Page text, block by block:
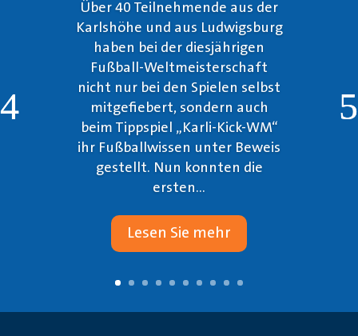
Über 40 Teilnehmende aus der
Karlshöhe und aus Ludwigsburg
haben bei der diesjährigen
Fußball-Weltmeisterschaft
nicht nur bei den Spielen selbst
mitgefiebert, sondern auch
beim Tippspiel „Karli-Kick-WM“
ihr Fußballwissen unter Beweis
gestellt. Nun konnten die
ersten...
Lesen Sie mehr